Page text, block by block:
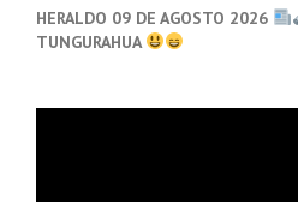
HERALDO 09 DE AGOSTO 2026
TUNGURAHUA